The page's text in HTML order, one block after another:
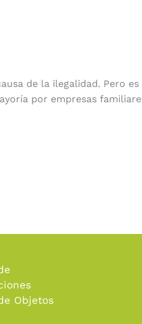
de la ilegalidad. Pero
por empresas
Objetos